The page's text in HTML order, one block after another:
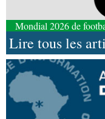
Mondial 2026 de
Lire tous les